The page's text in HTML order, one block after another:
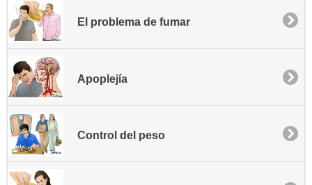
El problema de fumar
Apoplejía
Control del peso